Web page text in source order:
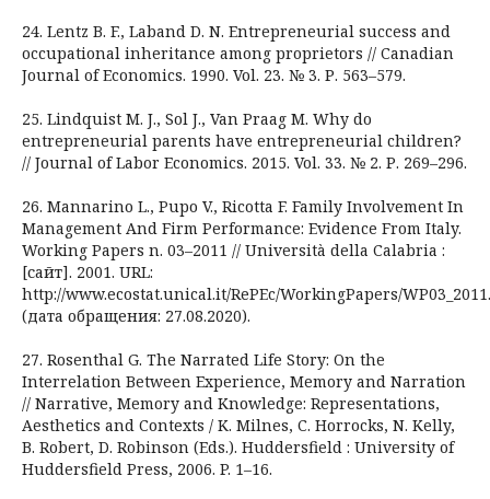
24. Lentz B. F., Laband D. N. Entrepreneurial success and
occupational inheritance among proprietors // Canadian
Journal of Economics. 1990. Vol. 23. № 3. Р. 563–579.
25. Lindquist M. J., Sol J., Van Praag M. Why do
entrepreneurial parents have entrepreneurial children?
// Journal of Labor Economics. 2015. Vol. 33. № 2. Р. 269–296.
26. Mannarino L., Pupo V., Ricotta F. Family Involvement In
Management And Firm Performance: Evidence From Italy.
Working Papers n. 03–2011 // Università della Calabria :
[сайт]. 2001. URL:
http://www.ecostat.unical.it/RePEc/WorkingPapers/
(дата обращения: 27.08.2020).
27. Rosenthal G. The Narrated Life Story: On the
Interrelation Between Experience, Memory and Narration
// Narrative, Memory and Knowledge: Representations,
Aesthetics and Contexts / K. Milnes, C. Horrocks, N. Kelly,
B. Robert, D. Robinson (Eds.). Huddersfield : University of
Huddersfield Press, 2006. P. 1–16.